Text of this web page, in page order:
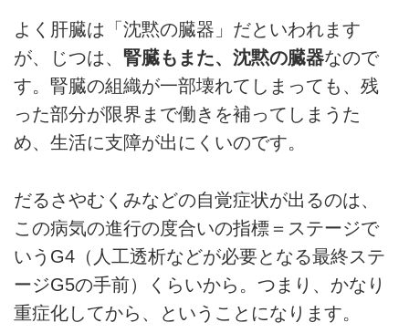
よく肝臓は「沈黙の臓器」だといわれます
が、じつは、 腎臓もまた、沈黙の臓器なので
す。腎臓の組織が一部壊れてしまっても、残
った部分が限界まで働きを補ってしまうた
め、生活に支障が出にくいのです。
だるさやむくみなどの自覚症状が出るのは、
この病気の進行の度合いの指標＝ステージで
いうG4（人工透析などが必要となる最終ステ
ージG5の手前）くらいから。つまり、かなり
重症化してから、ということになります。